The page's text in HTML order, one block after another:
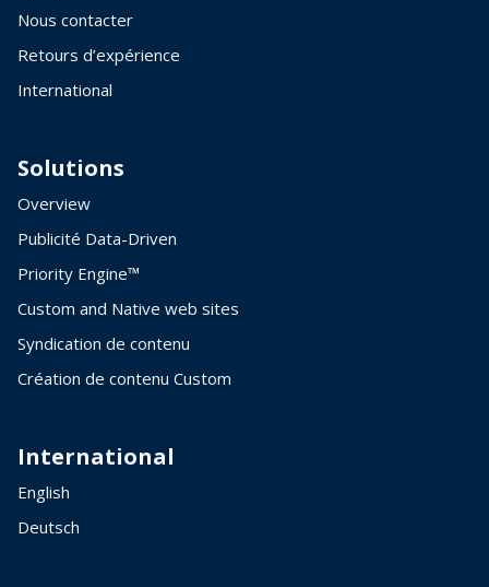
Nous contacter
Retours d’expérience
International
Solutions
Overview
Publicité Data-Driven
Priority Engine™
Custom and Native web sites
Syndication de contenu
Création de contenu Custom
International
English
Deutsch